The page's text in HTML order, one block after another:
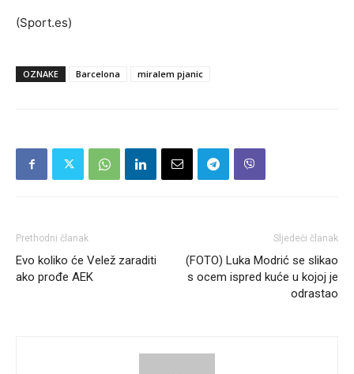
(Sport.es)
OZNAKE Barcelona miralem pjanic
Prethodni članak
Evo koliko će Velež zaraditi
ako prođe AEK
Sljedeći članak
(FOTO) Luka Modrić se slikao
s ocem ispred kuće u kojoj je
odrastao